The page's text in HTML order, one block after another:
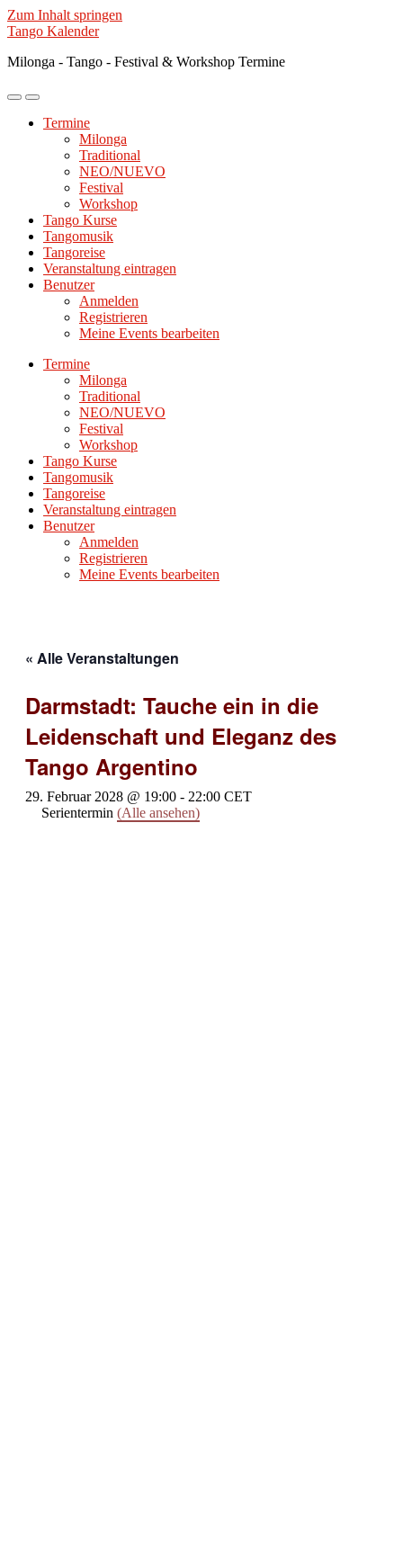
Zum Inhalt springen
Tango Kalender
Milonga - Tango - Festival & Workshop Termine
Mobile-
ein-/ausblenden
Suchfeld
ein-/ausblenden
Termine
Milonga
Traditional
NEO/NUEVO
Festival
Workshop
Tango Kurse
Tangomusik
Tangoreise
Veranstaltung eintragen
Benutzer
Anmelden
Registrieren
Meine Events bearbeiten
Termine
Milonga
Traditional
NEO/NUEVO
Festival
Workshop
Tango Kurse
Tangomusik
Tangoreise
Veranstaltung eintragen
Benutzer
Anmelden
Registrieren
Meine Events bearbeiten
« Alle Veranstaltungen
Darmstadt: Tauche ein in die
Leidenschaft und Eleganz des
Tango Argentino
29. Februar 2028 @ 19:00 - 22:00 CET
Serientermin (Alle ansehen)